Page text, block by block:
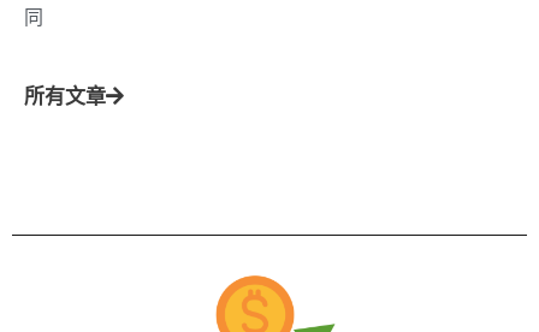
同
所有文章